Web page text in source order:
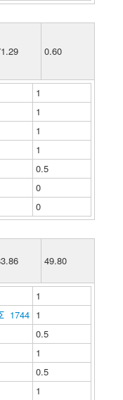
0.60
1
1
1
1
0.5
0
0
49.80
1
1744 1
0.5
1
0.5
1